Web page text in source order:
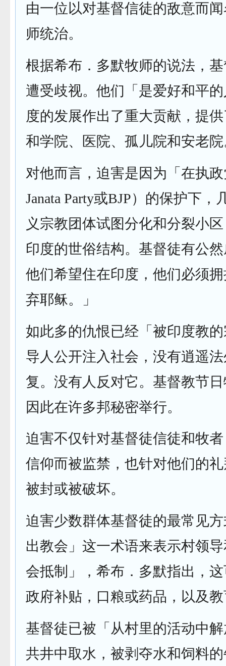
由一位以对基督信徒的敌意而
师统治。
根据希布．多默牧师的说法，
遭受歧视。他们「是爱好和平
度的发展作出了重大贡献，提
和学院、医院、孤儿院和安老
对他而言，迫害是因为「在执政
Janata Party或BJP）的保护下，
义宗教团体试图分化和分裂小
印度的世俗结构。基督徒有公
他们希望住在印度，他们必须
弃耶稣。」
如此多的仇恨已经「被印度教
导人公开注入社会，没有逍遥
复。没有人反对它。基督教节
因此在许多邦秘密举行。
迫害不仅针对基督徒信徒和牧
信仰而被监禁，也针对他们的
被封或被破坏。
迫害少数群体基督徒的最常见
出教会」这一术语来表示村领
会抵制」，希布．多默指出，
政府补贴，口粮或药品，以及
基督徒已被「从村里的活动中
共井中取水，被剥夺水和饲料